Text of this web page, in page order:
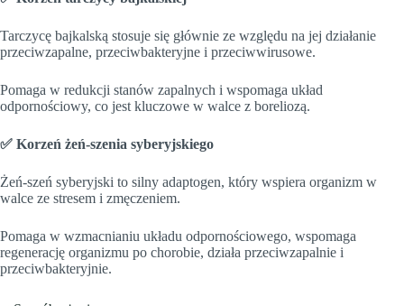
Tarczycę bajkalską stosuje się głównie ze względu na jej działanie
przeciwzapalne, przeciwbakteryjne i przeciwwirusowe.
Pomaga w redukcji stanów zapalnych i wspomaga układ
odpornościowy, co jest kluczowe w walce z boreliozą.
✅ Korzeń żeń-szenia syberyjskiego
Żeń-szeń syberyjski to silny adaptogen, który wspiera organizm w
walce ze stresem i zmęczeniem.
Pomaga w wzmacnianiu układu odpornościowego, wspomaga
regenerację organizmu po chorobie, działa przeciwzapalnie i
przeciwbakteryjnie.